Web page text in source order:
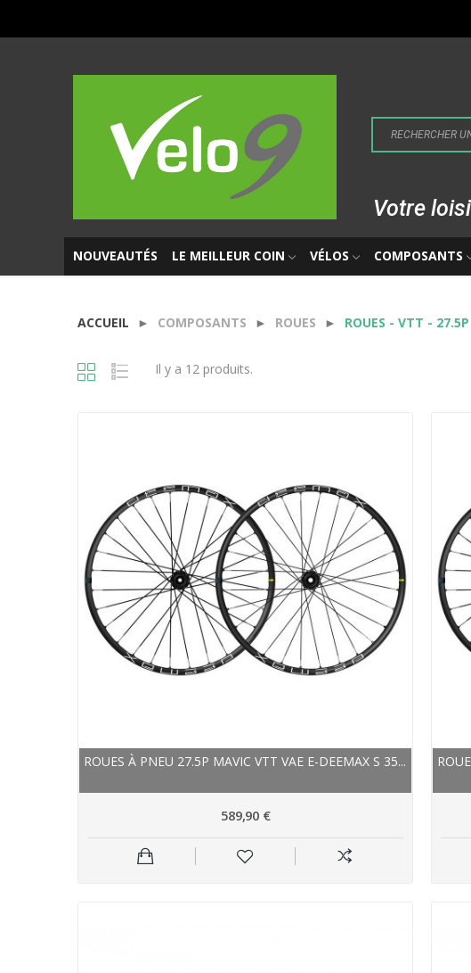
Votre
NOUVEAUTÉS LE MEILLEUR COIN VÉLOS COMPOSANTS
ACCUEIL COMPOSANTS ROUES ROUES - VTT -
Il y a 12 produits.
ROUES À PNEU 27.5P MAVIC VTT VAE E-DEEMAX S 35...
589,90 €